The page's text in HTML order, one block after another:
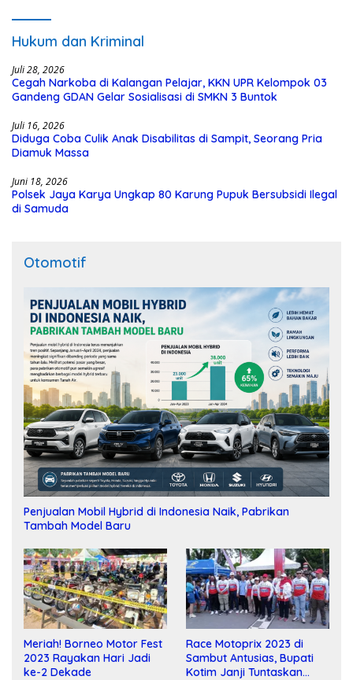
Hukum dan Kriminal
Juli 28, 2026
Cegah Narkoba di Kalangan Pelajar, KKN UPR Kelompok 03
Gandeng GDAN Gelar Sosialisasi di SMKN 3 Buntok
Juli 16, 2026
Diduga Coba Culik Anak Disabilitas di Sampit, Seorang Pria
Diamuk Massa
Juni 18, 2026
Polsek Jaya Karya Ungkap 80 Karung Pupuk Bersubsidi Ilegal
di Samuda
Otomotif
Penjualan Mobil Hybrid di Indonesia Naik, Pabrikan
Tambah Model Baru
Meriah! Borneo Motor Fest
2023 Rayakan Hari Jadi
ke-2 Dekade
Race Motoprix 2023 di
Sambut Antusias, Bupati
Kotim Janji Tuntaskan